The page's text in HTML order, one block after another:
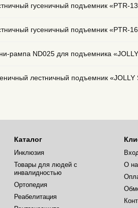
гусеничный подъемник «PTR-
гусеничный подъемник «PTR-
рампа ND025 для подъемника
лестничный подъемник «JOLLY
Каталог
Инклюзия
Товары для людей с
инвалидностью
Ортопедия
Реабелитация
О